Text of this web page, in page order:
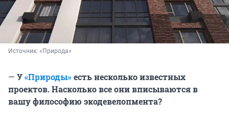
Источник: «Природа»
— У«Природы»есть несколько известных
проектов. Насколько все они вписываются в
вашу философию экодевелопмента?